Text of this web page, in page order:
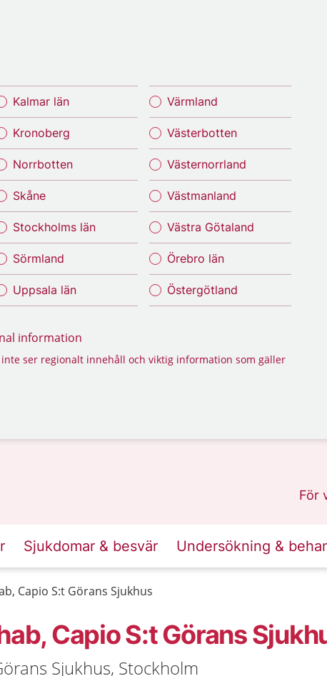
Kalmar län
Kronoberg
Norrbotten
Skåne
Stockholms län
Sörmland
Uppsala län
Värmland
Västerbotten
Västernorrland
Västmanland
Västra Götaland
Örebro län
Östergötland
information
ser regionalt innehåll och viktig information som gäller
För
Sjukdomar & besvär Undersökning &
Capio S:t Görans Sjukhus
Capio S:t Görans
Sjukhus, Stockholm